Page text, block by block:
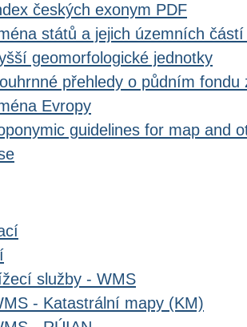
českých exonym PDF
států a jejich územních
geomorfologické jednotky
přehledy o půdním fondu
Evropy
guidelines for map and
služby - WMS
- Katastrální mapy (KM)